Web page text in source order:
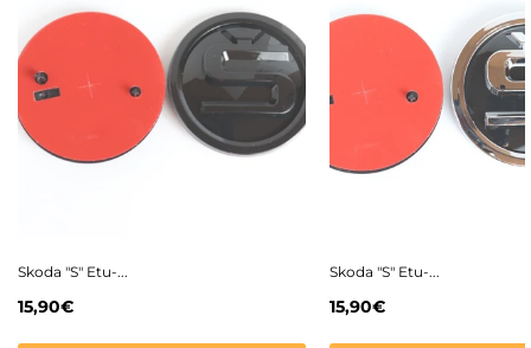
Skoda "S" Etu-...
15,90€
Skoda "S" Etu-...
15,90€